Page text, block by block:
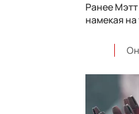
Ранее
намекая